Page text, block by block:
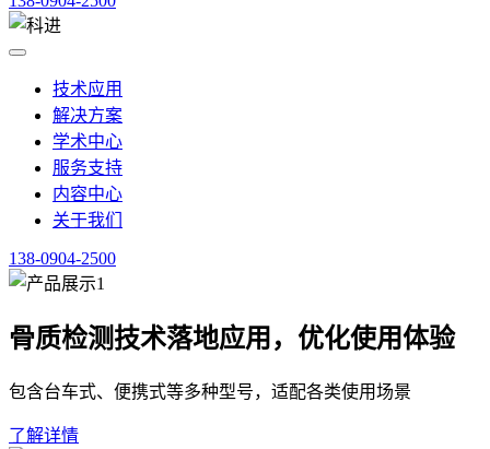
技术应用
解决方案
学术中心
服务支持
内容中心
关于我们
138-0904-2500
骨质检测技术落地应用，优化使用体验
包含台车式、便携式等多种型号，适配各类使用场景
了解详情